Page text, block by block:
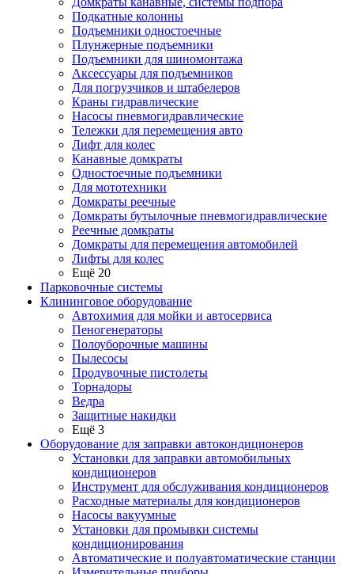
Подкатные колонны
Подъемники одностоечные
Плунжерные подъемники
Подъемники для шиномонтажа
Аксессуары для подъемников
Для погрузчиков и штабелеров
Краны гидравлические
Насосы пневмогидравлические
Тележки для перемещения авто
Лифт для колес
Канавные домкраты
Одностоечные подъемники
Для мототехники
Домкраты реечные
Домкраты бутылочные пневмогидравлические
Реечные домкраты
Домкраты для перемещения автомобилей
Лифты для колес
Ещё 20
Парковочные системы
Клининговое оборудование
Автохимия для мойки и автосервиса
Пеногенераторы
Полоуборочные машины
Пылесосы
Продувочные пистолеты
Торнадоры
Ведра
Защитные накидки
Ещё 3
Оборудование для заправки автокондиционеров
Установки для заправки автомобильных
кондиционеров
Инструмент для обслуживания кондиционеров
Расходные материалы для кондиционеров
Насосы вакуумные
Установки для промывки системы
кондиционирования
Автоматические и полуавтоматические станции